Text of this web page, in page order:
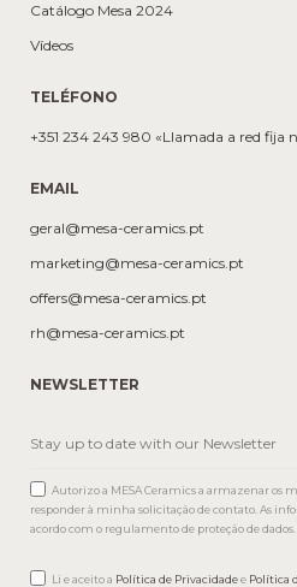
Catálogo Mesa 2024
Vídeos
TELÉFONO
+351 234 243 980 «Llamada a red fija
EMAIL
geral@mesa-ceramics.pt
marketing@mesa-ceramics.pt
offers@mesa-ceramics.pt
rh@mesa-ceramics.pt
NEWSLETTER
Autorizo a MESA Ceramics a armazenar os
responder à minha solicitação de contato. As
acordo com o regulamento de proteção de dados.
Li e aceito a Política de Privacidadee Política